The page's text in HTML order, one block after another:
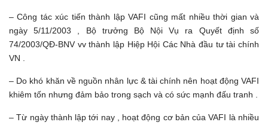
– Công tác xúc tiến thành lập VAFI cũng mất nhiều thời gian và
ngày 5/11/2003 , Bộ trưởng Bộ Nội Vụ ra Quyết định số
74/2003/QĐ-BNV vv thành lập Hiệp Hội Các Nhà đầu tư tài chính
VN .
– Do khó khăn về nguồn nhân lực & tài chính nên hoạt động VAFI
khiêm tốn nhưng đảm bảo trong sạch và có sức mạnh đấu tranh .
– Từ ngày thành lập tới nay , hoạt động cơ bản của VAFI là nhiều